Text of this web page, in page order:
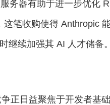
务器有助于进一步优化
笔收购使得 Anthropic
继续加强其 AI 人才储备
正日益聚焦于开发者基